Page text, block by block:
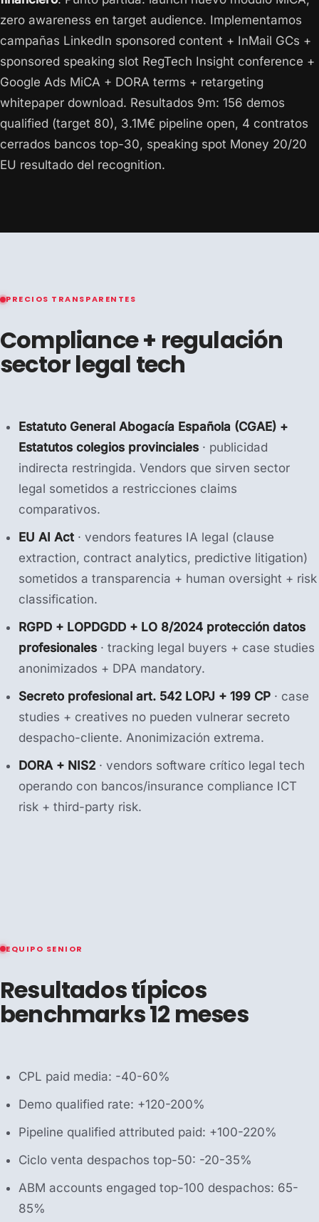
zero awareness en target audience. Implementamos
campañas LinkedIn sponsored content + InMail GCs +
sponsored speaking slot RegTech Insight conference +
Google Ads MiCA + DORA terms + retargeting
whitepaper download. Resultados 9m: 156 demos
qualified (target 80), 3.1M€ pipeline open, 4 contratos
cerrados bancos top-30, speaking spot Money 20/20
EU resultado del recognition.
PRECIOS TRANSPARENTES
Compliance + regulación
sector legal tech
Estatuto General Abogacía Española (CGAE) +
Estatutos colegios provinciales · publicidad
indirecta restringida. Vendors que sirven sector
legal sometidos a restricciones claims
comparativos.
EU AI Act · vendors features IA legal (clause
extraction, contract analytics, predictive litigation)
sometidos a transparencia + human oversight + risk
classification.
RGPD + LOPDGDD + LO 8/2024 protección datos
profesionales · tracking legal buyers + case studies
anonimizados + DPA mandatory.
Secreto profesional art. 542 LOPJ + 199 CP · case
studies + creatives no pueden vulnerar secreto
despacho-cliente. Anonimización extrema.
DORA + NIS2 · vendors software crítico legal tech
operando con bancos/insurance compliance ICT
risk + third-party risk.
EQUIPO SENIOR
Resultados típicos
benchmarks 12 meses
CPL paid media: -40-60%
Demo qualified rate: +120-200%
Pipeline qualified attributed paid: +100-220%
Ciclo venta despachos top-50: -20-35%
ABM accounts engaged top-100 despachos: 65-
85%